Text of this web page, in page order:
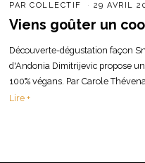
PARCOLLECTIF 29 AVRIL
Viens goûter un
Découverte-dégustation façon
d'Andonia Dimitrijevic propose
100% végans. Par Carole
Lire +